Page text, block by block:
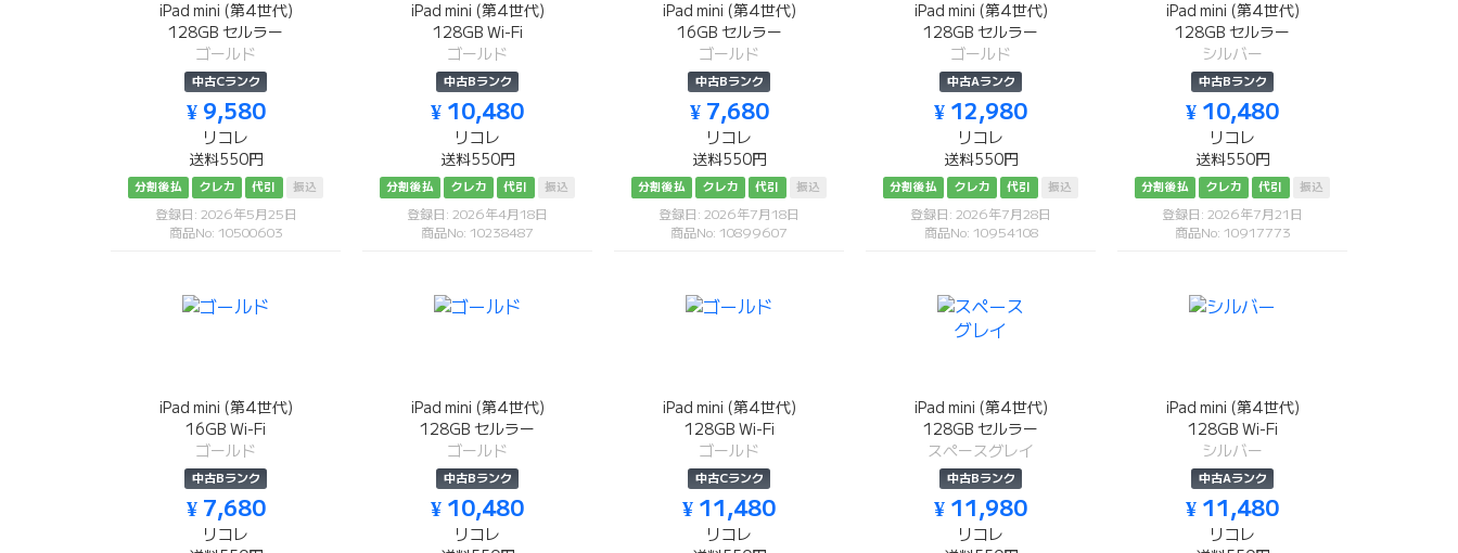
iPad mini (第4世代)
128GB セルラー
ゴールド
中古Cランク
¥ 9,580
リコレ
送料550円
分割後払 クレカ 代引 振込
登録日: 2026年5月25日
商品No: 10500603
iPad mini (第4世代)
128GB Wi-Fi
ゴールド
中古Bランク
¥ 10,480
リコレ
送料550円
分割後払 クレカ 代引 振込
登録日: 2026年4月18日
商品No: 10238487
iPad mini (第4世代)
16GB セルラー
ゴールド
中古Bランク
¥ 7,680
リコレ
送料550円
分割後払 クレカ 代引 振込
登録日: 2026年7月18日
商品No: 10899607
iPad mini (第4世代)
128GB セルラー
ゴールド
中古Aランク
¥ 12,980
リコレ
送料550円
分割後払 クレカ 代引 振込
登録日: 2026年7月28日
商品No: 10954108
iPad mini (第4世代)
128GB セルラー
シルバー
中古Bランク
¥ 10,480
リコレ
送料550円
分割後払 クレカ 代引 振込
登録日: 2026年7月21日
商品No: 10917773
iPad mini (第4世代)
16GB Wi-Fi
ゴールド
中古Bランク
¥ 7,680
リコレ
iPad mini (第4世代)
128GB セルラー
ゴールド
中古Bランク
¥ 10,480
リコレ
iPad mini (第4世代)
128GB Wi-Fi
ゴールド
中古Cランク
¥ 11,480
リコレ
iPad mini (第4世代)
128GB セルラー
スペースグレイ
中古Bランク
¥ 11,980
リコレ
iPad mini (第4世代)
128GB Wi-Fi
シルバー
中古Aランク
¥ 11,480
リコレ